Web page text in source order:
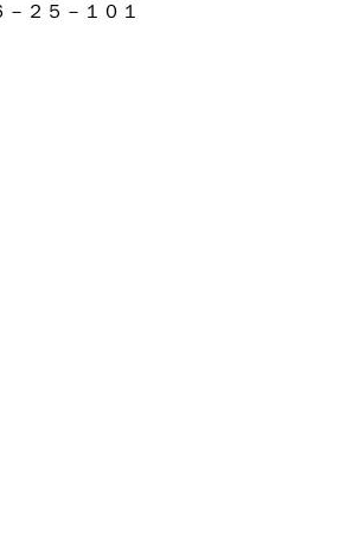
２５－１０１